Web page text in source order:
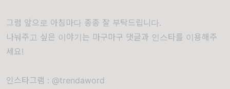
그럼 앞으로 아침마다 종종 잘 부탁드립니다.
나눠주고 싶은 이야기는 마구마구 댓글과 인스타를 이용해주
세요!
인스타그램 : @trendaword